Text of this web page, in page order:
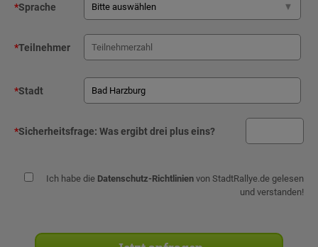
*Sprache
*Teilnehmer
*Stadt
*Sicherheitsfrage: Was ergibt drei plus eins?
Ich habe die Datenschutz-Richtlinien von StadtRallye.de gelesen
und verstanden!